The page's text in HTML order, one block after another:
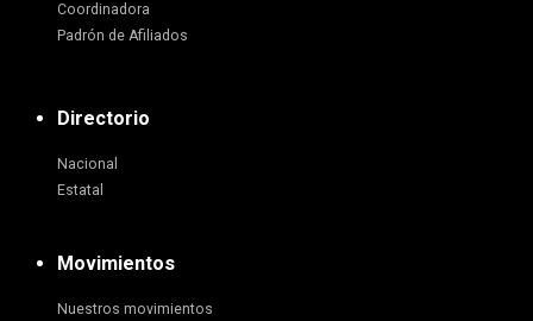
Coordinadora
Padrón de Afiliados
Directorio
Nacional
Estatal
Movimientos
Nuestros movimientos